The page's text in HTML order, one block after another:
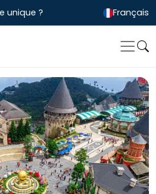
unique ? Français